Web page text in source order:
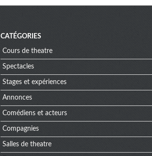
CATÉGORIES
Cours de theatre
Spectacles
Stages et expériences
Annonces
Comédiens et acteurs
Compagnies
Salles de theatre